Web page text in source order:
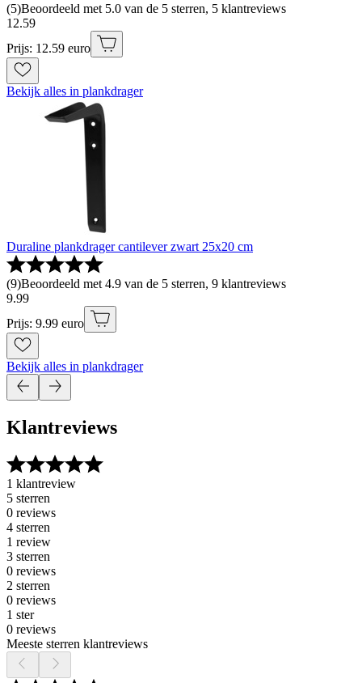
(5)Beoordeeld met 5.0 van de 5 sterren, 5 klantreviews
12.59
Prijs: 12.59 euro
Bekijk alles in plankdrager
Duraline plankdrager cantilever zwart 25x20 cm
(9)Beoordeeld met 4.9 van de 5 sterren, 9 klantreviews
9.99
Prijs: 9.99 euro
Bekijk alles in plankdrager
Klantreviews
1 klantreview
5 sterren
0 reviews
4 sterren
1 review
3 sterren
0 reviews
2 sterren
0 reviews
1 ster
0 reviews
Meeste sterren klantreviews